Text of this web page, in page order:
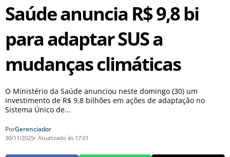
Saúde anuncia R$ 9,8 bi
para adaptar SUS a
mudanças climáticas
O Ministério da Saúde anunciou neste domingo (30) um
investimento de R$ 9,8 bilhões em ações de adaptação no
Sistema Único de...
PorGerenciador
30/11/2025 Atualizado às 17:01